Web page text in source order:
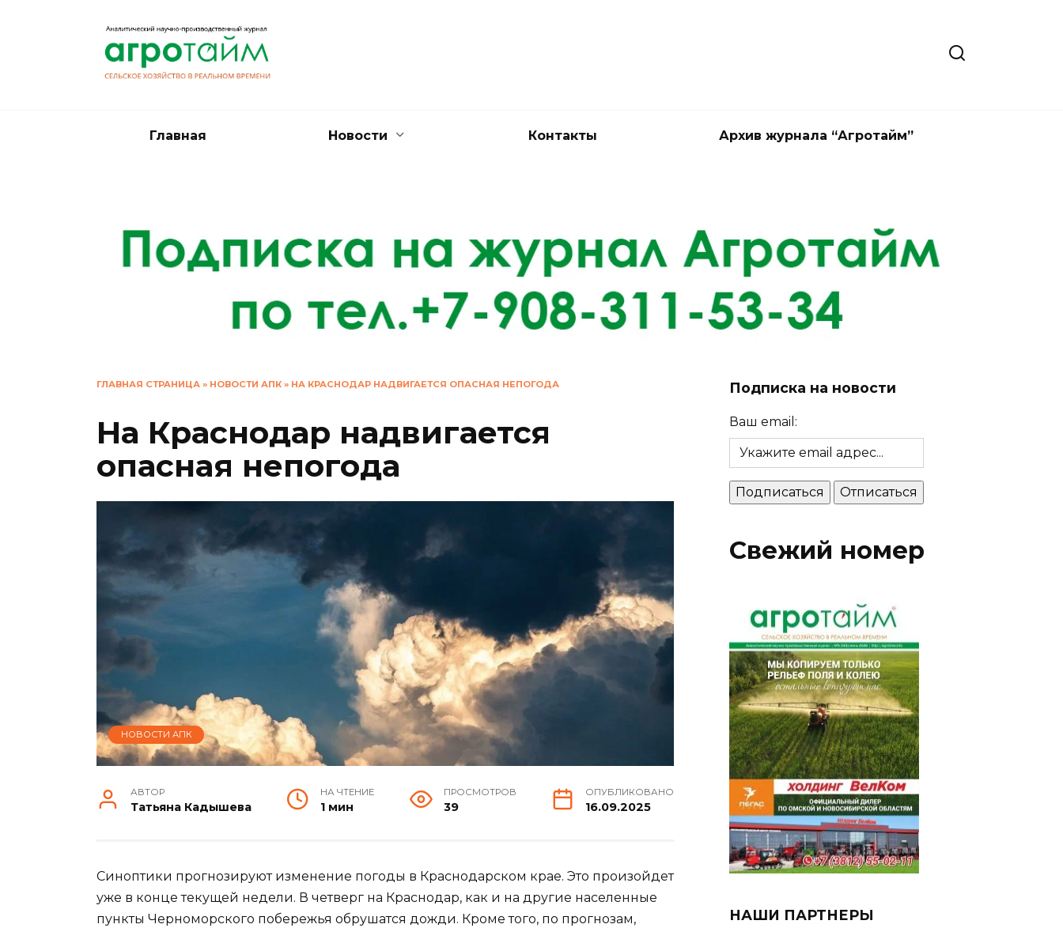
Главная Новости Контакты Архив журнала “Агротайм”
ГЛАВНАЯ СТРАНИЦА » НОВОСТИ АПК » НА КРАСНОДАР НАДВИГАЕТСЯ ОПАСНАЯ НЕПОГОДА
На Краснодар надвигается
опасная непогода
НОВОСТИ АПК
АВТОР
Татьяна Кадышева
НА ЧТЕНИЕ
1 мин
ПРОСМОТРОВ
39
ОПУБЛИКОВАНО
16.09.2025
Синоптики прогнозируют изменение погоды в Краснодарском крае. Это произойдет
уже в конце текущей недели. В четверг на Краснодар, как и на другие населенные
пункты Черноморского побережья обрушатся дожди. Кроме того, по прогнозам,
Подписка на новости
Ваш email:
Свежий номер
НАШИ ПАРТНЕРЫ